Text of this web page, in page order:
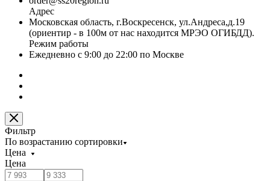
Адрес
Московская область, г.Воскресенск, ул.Андреса,д.19
(ориентир - в 100м от нас находится МРЭО ОГИБДД).
Режим работы
Ежедневно с 9:00 до 22:00 по Москве
Фильтр
По возрастанию сортировки
Цена
Цена